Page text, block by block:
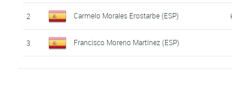
2 Carmelo Morales Erostarbe (ESP)
3 Francisco Moreno Martínez (ESP)